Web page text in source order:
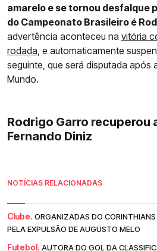
amarelo e se tornou desfalque
do Campeonato Brasileiro é
advertência aconteceu na vitória
rodada, e automaticamente
seguinte, que será disputada após
Mundo.
Rodrigo Garro recuperou
Fernando Diniz
NOTÍCIAS RELACIONADAS
Clube. ORGANIZADAS DO
PELA EXPULSÃO DE AUGUSTO MELO
Futebol. AUTORA DO GOL DA